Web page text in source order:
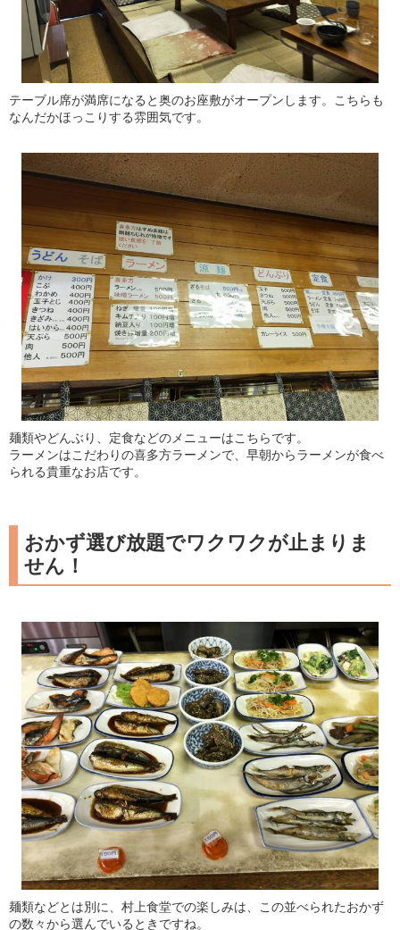
テーブル席が満席になると奥のお座敷がオープンします。こちらも
なんだかほっこりする雰囲気です。
麺類やどんぶり、定食などのメニューはこちらです。
ラーメンはこだわりの喜多方ラーメンで、早朝からラーメンが食べ
られる貴重なお店です。
おかず選び放題でワクワクが止まりま
せん！
麺類などとは別に、村上食堂での楽しみは、この並べられたおかず
の数々から選んでいるときですね。